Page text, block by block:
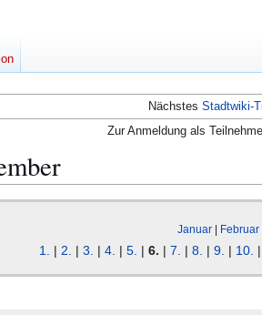
Nächstes Stadtwiki-
Zur Anmeldung als
Januar | Februar
1. | 2. | 3. | 4. | 5. | 6. | 7. | 8. | 9. | 10. |